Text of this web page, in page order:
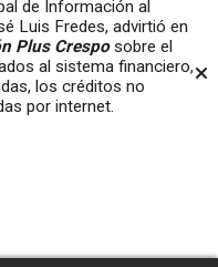
de Información al
Luis Fredes, advirtió en
Plus Cresposobre el
al sistema financiero,
los créditos no
por internet.